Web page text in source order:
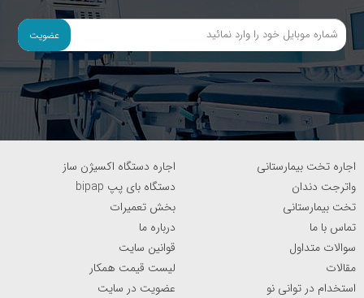
عضویت
اجاره تخت بیمارستانی
اجاره دستگاه اکسیژن ساز
واترجت دندان
دستگاه بای پپ bipap
تخت بیمارستانی
بخش تعمیرات
تماس با ما
درباره ما
سوالات متداول
قوانین سایت
مقالات
لیست قیمت همکار
استخدام در توانی نو
عضویت در سایت